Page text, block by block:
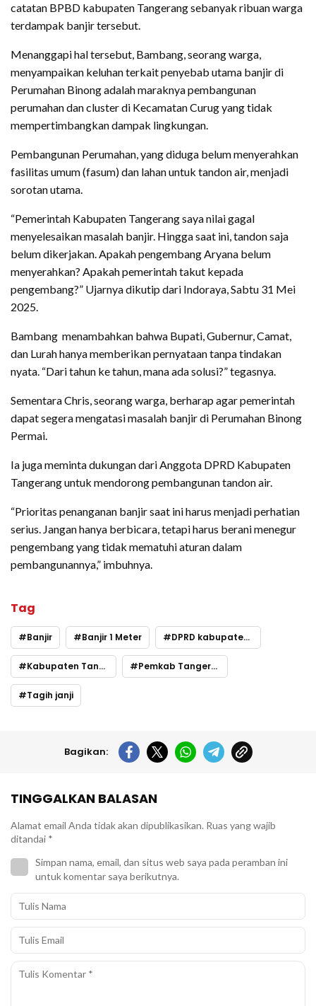
catatan BPBD kabupaten Tangerang sebanyak ribuan warga
terdampak banjir tersebut.
Menanggapi hal tersebut, Bambang, seorang warga,
menyampaikan keluhan terkait penyebab utama banjir di
Perumahan Binong adalah maraknya pembangunan
perumahan dan cluster di Kecamatan Curug yang tidak
mempertimbangkan dampak lingkungan.
Pembangunan Perumahan, yang diduga belum menyerahkan
fasilitas umum (fasum) dan lahan untuk tandon air, menjadi
sorotan utama.
“Pemerintah Kabupaten Tangerang saya nilai gagal
menyelesaikan masalah banjir. Hingga saat ini, tandon saja
belum dikerjakan. Apakah pengembang Aryana belum
menyerahkan? Apakah pemerintah takut kepada
pengembang?” Ujarnya dikutip dari Indoraya, Sabtu 31 Mei
2025.
Bambang menambahkan bahwa Bupati, Gubernur, Camat,
dan Lurah hanya memberikan pernyataan tanpa tindakan
nyata. “Dari tahun ke tahun, mana ada solusi?” tegasnya.
Sementara Chris, seorang warga, berharap agar pemerintah
dapat segera mengatasi masalah banjir di Perumahan Binong
Permai.
Ia juga meminta dukungan dari Anggota DPRD Kabupaten
Tangerang untuk mendorong pembangunan tandon air.
“Prioritas penanganan banjir saat ini harus menjadi perhatian
serius. Jangan hanya berbicara, tetapi harus berani menegur
pengembang yang tidak mematuhi aturan dalam
pembangunannya,” imbuhnya.
Tag
Banjir Banjir 1 Meter DPRD kabupaten Tangerang
Kabupaten Tangerang Pemkab Tangerang
Tagih janji
Bagikan:
TINGGALKAN BALASAN
Alamat email Anda tidak akan dipublikasikan. Ruas yang wajib
ditandai *
Simpan nama, email, dan situs web saya pada peramban ini
untuk komentar saya berikutnya.